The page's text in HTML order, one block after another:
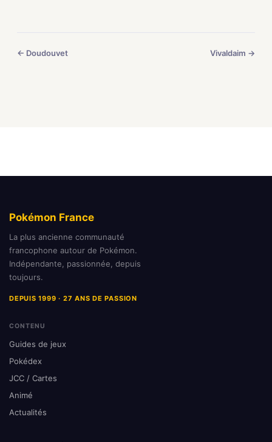
← Doudouvet Vivaldaim →
Pokémon France
La plus ancienne communauté
francophone autour de Pokémon.
Indépendante, passionnée, depuis
toujours.
DEPUIS 1999 · 27 ANS DE PASSION
CONTENU
Guides de jeux
Pokédex
JCC / Cartes
Animé
Actualités